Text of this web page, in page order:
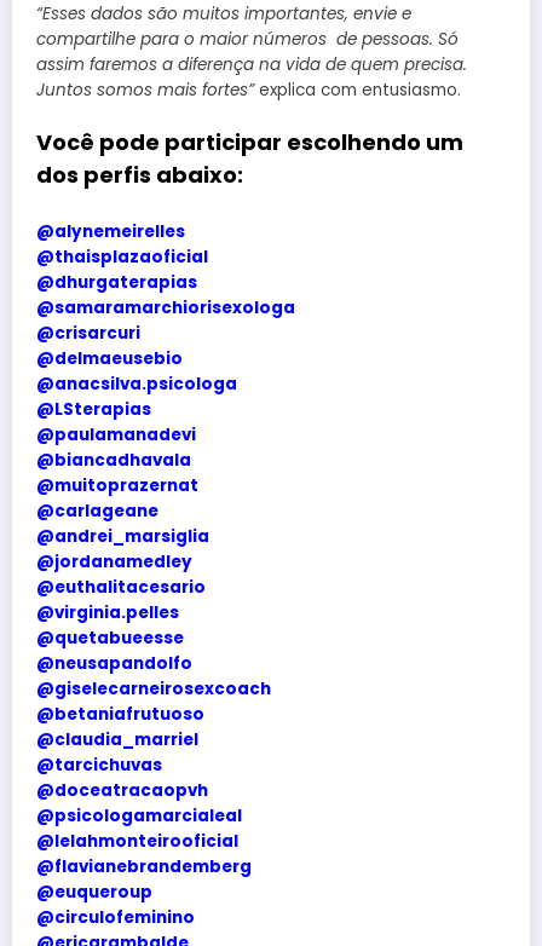
“Esses dados são muitos importantes, envie e
compartilhe para o maior números de pessoas. Só
assim faremos a diferença na vida de quem precisa.
Juntos somos mais fortes”explica com entusiasmo.
Você pode participar escolhendo um
dos perfis abaixo:
@alynemeirelles
@thaisplazaoficial
@dhurgaterapias
@samaramarchiorisexologa
@crisarcuri
@delmaeusebio
@anacsilva.psicologa
@LSterapias
@paulamanadevi
@biancadhavala
@muitoprazernat
@carlageane
@andrei_marsiglia
@jordanamedley
@euthalitacesario
@virginia.pelles
@quetabueesse
@neusapandolfo
@giselecarneirosexcoach
@betaniafrutuoso
@claudia_marriel
@tarcichuvas
@doceatracaopvh
@psicologamarcialeal
@lelahmonteirooficial
@flavianebrandemberg
@euqueroup
@circulofeminino